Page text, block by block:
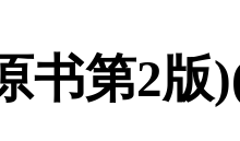
书第2